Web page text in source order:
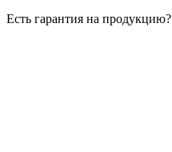
Есть гарантия на продукцию?